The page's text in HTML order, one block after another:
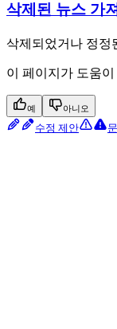
삭제된 뉴스 가
삭제되었거나 정정
이 페이지가 도움
예 아니오
수정 제안